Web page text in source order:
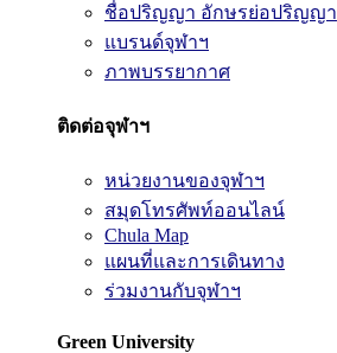
ชื่อปริญญา อักษรย่อปริญญา
แบรนด์จุฬาฯ
ภาพบรรยากาศ
ติดต่อจุฬาฯ
หน่วยงานของจุฬาฯ
สมุดโทรศัพท์ออนไลน์
Chula Map
แผนที่และการเดินทาง
ร่วมงานกับจุฬาฯ
Green University